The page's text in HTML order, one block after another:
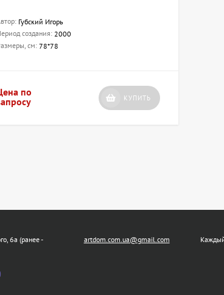
Губский Игорь
создания: 2000
см: 78*78
по
КУПИТЬ
6а (ранее -
artdom.com.ua@gmail.com